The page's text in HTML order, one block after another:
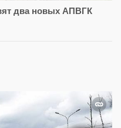
два новых АПВГК